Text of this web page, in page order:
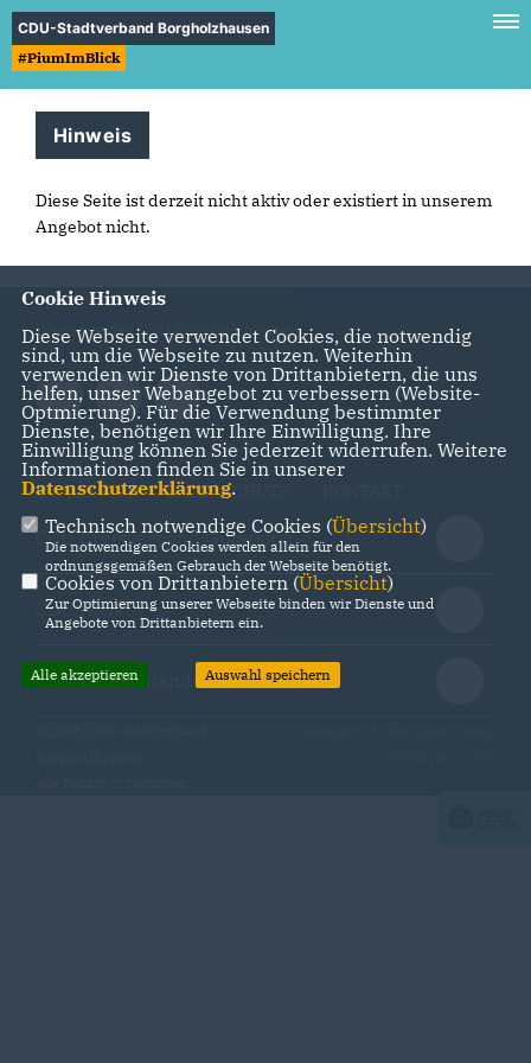
CDU-Stadtverband Borgholzhausen
#PiumImBlick
Hinweis
Diese Seite ist derzeit nicht aktiv oder existiert in unserem
Angebot nicht.
Webseite der CDU Borgholzhausen
IMPRESSUM DATENSCHUTZ
CDU Kreisverband Gütersloh
CDU NRW
CDU Deutschlands
Cookie Hinweis
Diese Webseite verwendet Cookies, die notwendig
sind, um die Webseite zu nutzen. Weiterhin
verwenden wir Dienste von Drittanbietern, die uns
helfen, unser Webangebot zu verbessern (Website-
Optmierung). Für die Verwendung bestimmter
Dienste, benötigen wir Ihre Einwilligung. Ihre
Einwilligung können Sie jederzeit widerrufen. Weitere
Informationen finden Sie in unserer
Datenschutzerklärung.
Technisch notwendige Cookies (Übersicht)
Die notwendigen Cookies werden allein für den
ordnungsgemäßen Gebrauch der Webseite benötigt.
Cookies von Drittanbietern (Übersicht)
Zur Optimierung unserer Webseite binden wir Dienste und
Angebote von Drittanbietern ein.
Alle akzeptieren Auswahl speichern